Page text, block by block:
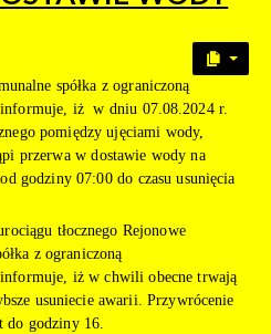
spółka z ograniczoną
iż w dniu 07.08.2024 r.
pomiędzy ujęciami wody,
przerwa w dostawie wody na
godziny 07:00 do czasu usunięcia
tłocznego Rejonowe
z ograniczoną
iż w chwili obecne trwają
usuniecie awarii. Przywrócenie
do godziny 16.